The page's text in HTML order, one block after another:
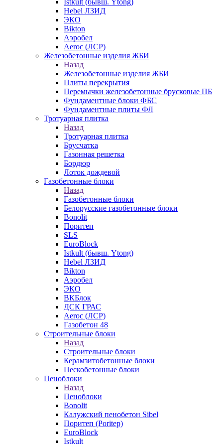
Hebel ЛЗИД
ЭКО
Bikton
Аэробел
Aeroc (ЛСР)
Железобетонные изделия ЖБИ
Назад
Железобетонные изделия ЖБИ
Плиты перекрытия
Перемычки железобетонные брусковые ПБ
Фундаментные блоки ФБС
Фундаментные плиты ФЛ
Тротуарная плитка
Назад
Тротуарная плитка
Брусчатка
Газонная решетка
Бордюр
Лоток дождевой
Газобетонные блоки
Назад
Газобетонные блоки
Белорусские газобетонные блоки
Bonolit
Поритеп
SLS
EuroBlock
Istkult (бывш. Ytong)
Hebel ЛЗИД
Bikton
Аэробел
ЭКО
ВКБлок
ДСК ГРАС
Aeroc (ЛСР)
Газобетон 48
Строительные блоки
Назад
Строительные блоки
Керамзитобетонные блоки
Пескобетонные блоки
Пеноблоки
Назад
Пеноблоки
Bonolit
Калужский пенобетон Sibel
Поритеп (Poritep)
EuroBlock
Istkult